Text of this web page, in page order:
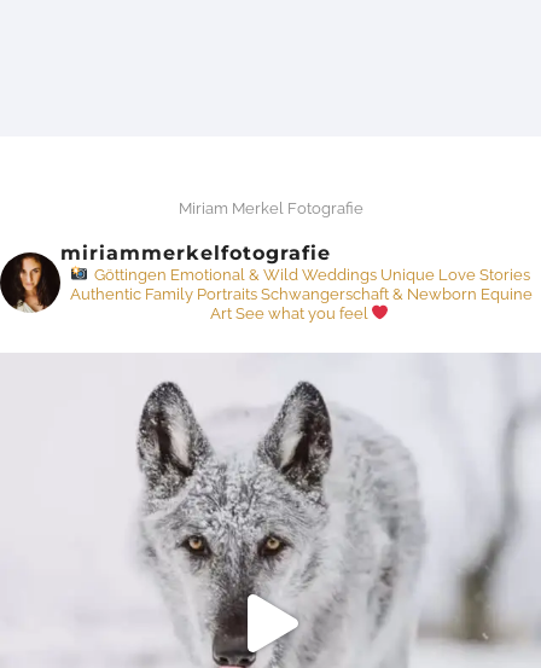
Miriam Merkel Fotografie
miriammerkelfotografie
Göttingen Emotional & Wild Weddings Unique Love Stories
Authentic Family PortraitsSchwangerschaft & Newborn Equine
Art See what you feel